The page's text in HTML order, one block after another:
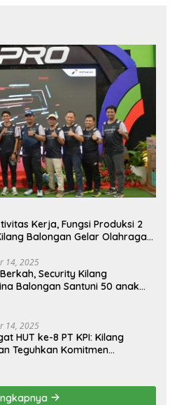
Kerja, Fungsi Produksi 2
Balongan Gelar Olahraga
14, 2025
Security Kilang
Balongan Santuni 50 anak
14, 2025
HUT ke-8 PT KPI: Kilang
Teguhkan Komitmen